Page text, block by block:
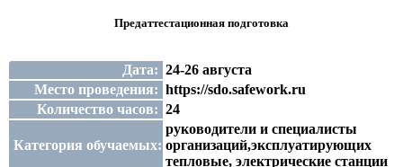
Предаттестационная подготовка
Дата: 24-26 августа
Место проведения: https://sdo.safework.ru
Количество часов: 24
Категория обучаемых:
руководители и специалисты
организаций,эксплуатирующих
тепловые, электрические станции